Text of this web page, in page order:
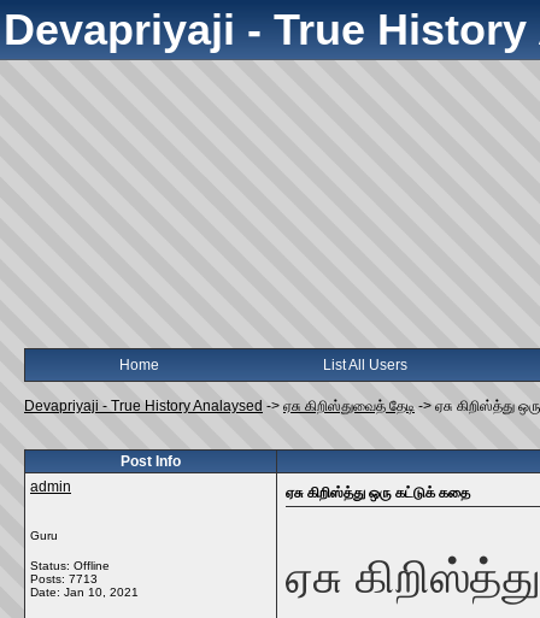
Devapriyaji - True
Home List All Users
Devapriyaji - True History Analaysed -> ஏசு கிறிஸ்துவைத் தேடி -> ஏசு கிறிஸ்த்து
Post Info
admin
Guru
Status: Offline
Posts: 7713
Date: Jan 10, 2021
ஏசு கிறிஸ்த்து ஒரு கட்டுக் கதை
ஏசு